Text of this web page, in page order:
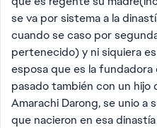
se va por sistema a la
cuando se caso por
pertenecido) y ni siquiera
esposa que es la fundadora
pasado también con un hijo
Amarachi Darong, se unio a
que nacieron en esa